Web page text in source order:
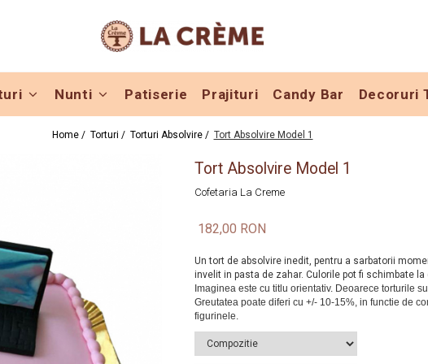
Nunti Patiserie Prajituri Candy Bar Decoruri
Home / Torturi / Torturi Absolvire / Tort Absolvire Model 1
Tort Absolvire Model 1
Cofetaria La Creme
182,00 RON
Un tort de absolvire inedit, pentru a sarbatorii
invelit in pasta de zahar. Culorile pot fi schimbate la